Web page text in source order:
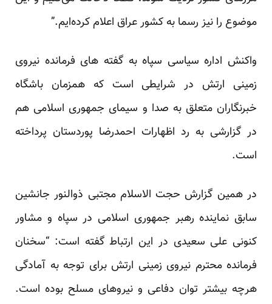
موضوع را نیز رسما به کشور عراق اعلام کرده‌ایم.”
واکنش اداره سیاسی سپاه به گفته های فرمانده نیروی
زمینی ارتش در شرایطی است که همزمان باشگاه
خبرنگاران متعلق به صدا و سیمای جمهوری اسلامی هم
در گزارشی به رد اظهارات احمدرضا پوردستان پرداخته
است.
در همین گزارش حجت الاسلام مجتبی ذوالنور جانشین
سابق نماینده رهبر جمهوری اسلامی در سپاه و مشاور
کنونی علی سعیدی در این ارتباط گفته است: “سخنان
فرمانده محترم نیروی زمینی ارتش برای توجه به آمادگی
هرچه بیشتر توان دفاعی و نیروهای مسلح بوده است.